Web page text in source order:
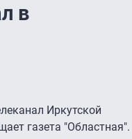
в
Иркутской
газета "Областная".